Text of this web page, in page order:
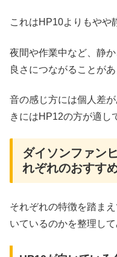
これはHP10よりもやや
夜間や作業中など、静
良さにつながることがあ
音の感じ方には個人差
きにはHP12の方が適し
ダイソンファン
れぞれのおすす
それぞれの特徴を踏ま
いているのかを整理して